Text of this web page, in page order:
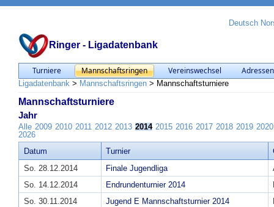
Ringer - Ligadatenbank
Deutsch
Turniere Mannschaftsringen Vereinswechsel Adressen
Ligadatenbank > Mannschaftsringen > Mannschaftsturniere
Mannschaftsturniere
Jahr
Alle 2009 2010 2011 2012 2013 2014 2015 2016 2017 2018 2019 2020
2026
Datum
Turnier
So. 28.12.2014
Finale Jugendliga
So. 14.12.2014
Endrundenturnier 2014
So. 30.11.2014
Jugend E Mannschaftsturnier 2014